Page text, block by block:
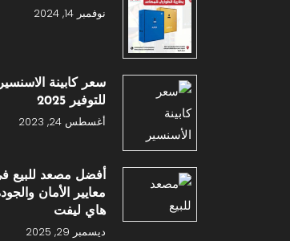
نوفمبر 14, 2024
سعر كابينة
للتوفير 2025
أغسطس 24, 2023
أفضل مصعد للبيع
معايير الأمان
هاي ليفت
ديسمبر 29, 2025